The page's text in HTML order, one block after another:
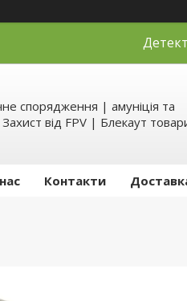
спорядження | амуніція та
від FPV | Блекаут
Контакти